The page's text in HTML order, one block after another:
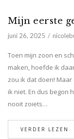
Mijn eerste
juni 26, 2025
Toen mijn zoon en
maken, hoefde ik
zou ik dat doen!
ik niet. En dus begon
nooit zoiets…
VERDER LEZEN